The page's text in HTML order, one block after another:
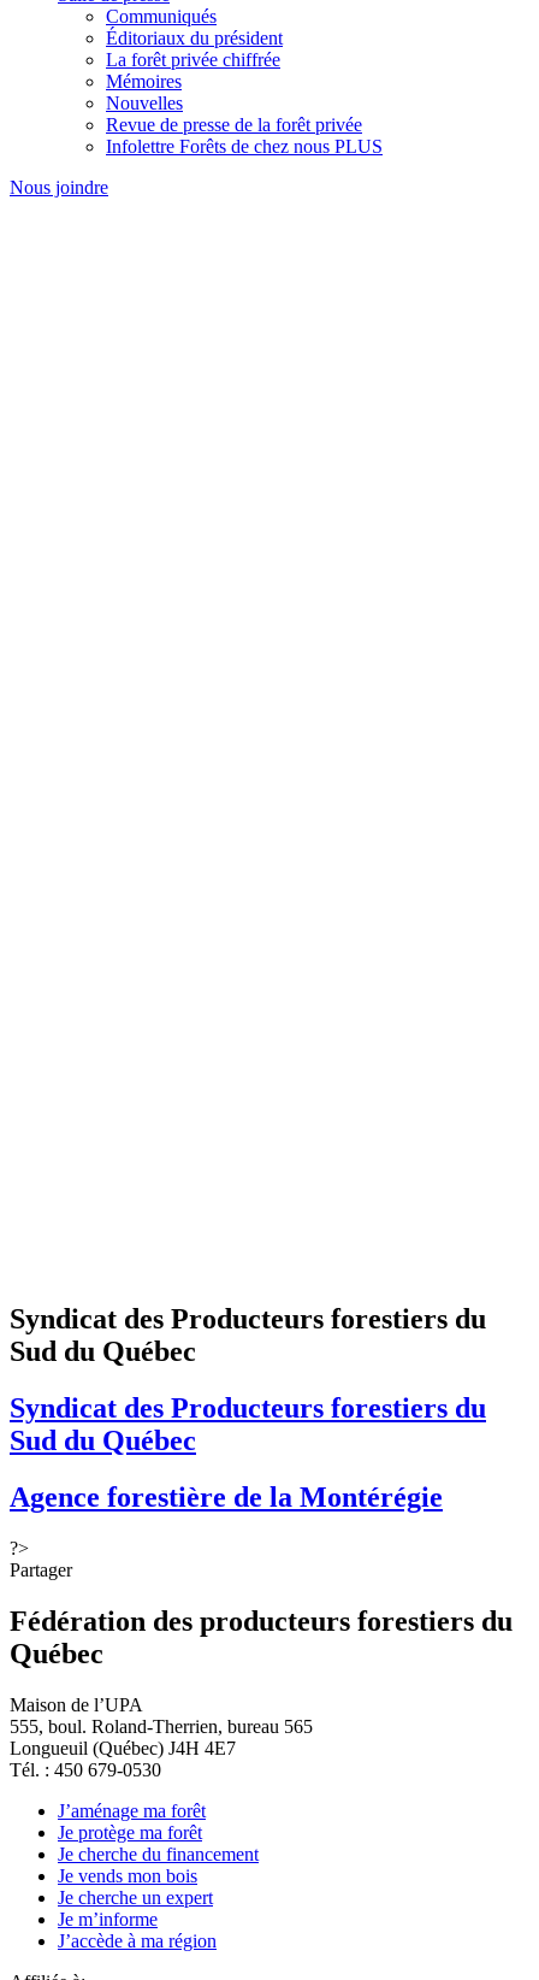
Communiqués
Éditoriaux du président
La forêt privée chiffrée
Mémoires
Nouvelles
Revue de presse de la forêt privée
Infolettre Forêts de chez nous PLUS
Nous joindre
Syndicat des Producteurs forestiers du
Sud du Québec
Syndicat des Producteurs forestiers du
Sud du Québec
Agence forestière de la Montérégie
?>
Partager
Fédération des producteurs forestiers du
Québec
Maison de l’UPA
555, boul. Roland-Therrien, bureau 565
Longueuil (Québec) J4H 4E7
Tél. : 450 679-0530
J’aménage ma forêt
Je protège ma forêt
Je cherche du financement
Je vends mon bois
Je cherche un expert
Je m’informe
J’accède à ma région